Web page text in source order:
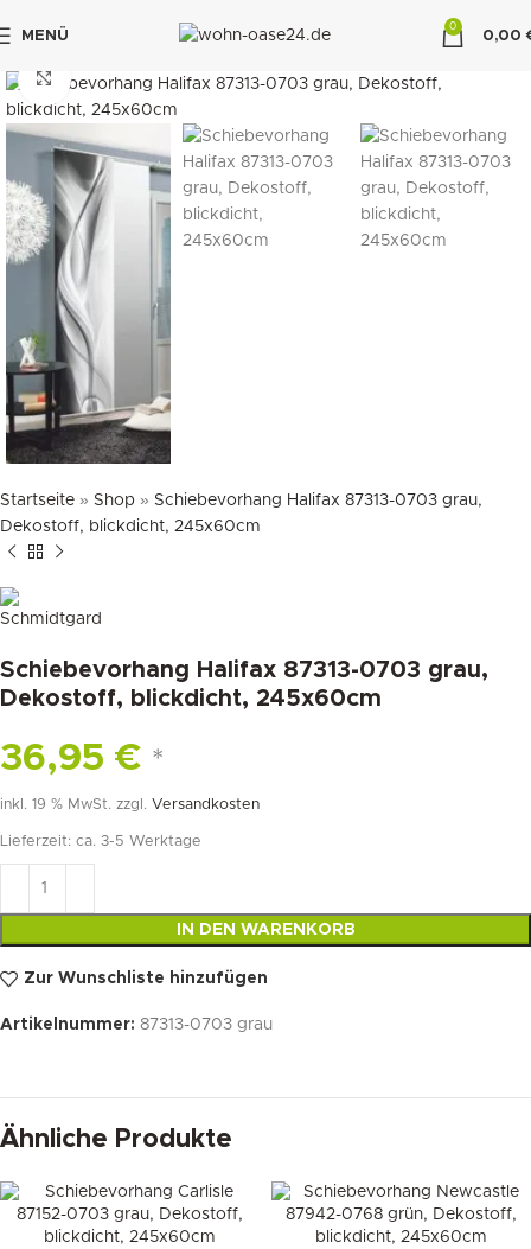
MENÜ
0
0,00
klicken um zu vergrößern
Startseite » Shop » Schiebevorhang Halifax 87313-0703 grau,
Dekostoff, blickdicht, 245x60cm
Schiebevorhang Halifax 87313-0703 grau,
Dekostoff, blickdicht, 245x60cm
36,95 € *
inkl. 19 % MwSt. zzgl. Versandkosten
Lieferzeit: ca. 3-5 Werktage
IN DEN WARENKORB
Zur Wunschliste hinzufügen
Artikelnummer: 87313-0703 grau
Ähnliche Produkte